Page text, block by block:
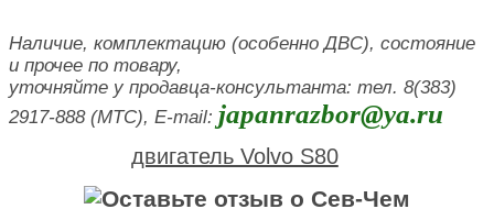
Наличие, комплектацию (особенно ДВС), состояние
и прочее по товару,
уточняйте у продавца-консультанта: тел. 8(383)
2917-888 (МТС), E-mail: japanrazbor@ya.ru
двигатель Volvo S80